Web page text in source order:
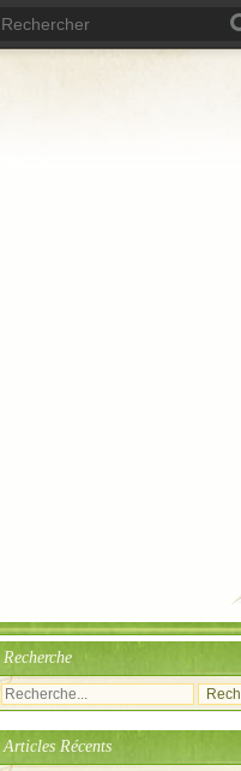
Recherche
Articles Récents